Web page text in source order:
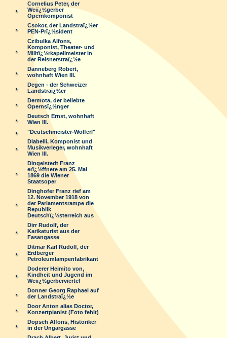
Cornelius Peter, der
Weiï¿½gerber
Opernkomponist
Csokor, der Landstraï¿½er
PEN-Prï¿½sident
Czibulka Alfons,
Komponist, Theater- und
Militï¿½rkapellmeister in
der Reisnerstraï¿½e
Danneberg Robert,
wohnhaft Wien III.
Degen - der Schweizer
Landstraï¿½er
Dermota, der beliebte
Opernsï¿½nger
Deutsch Ernst, wohnhaft
Wien III.
"Deutschmeister-Wolferl"
Diabelli, Komponist und
Musikverleger, wohnhaft
Wien III.
Dingelstedt Franz
erï¿½ffnete am 25. Mai
1869 die Wiener
Staatsoper
Dinghofer Franz rief am
12. November 1918 von
der Parlamentsrampe die
Republik
Deutschï¿½sterreich aus
Dirr Rudolf, der
Karikaturist aus der
Fasangasse
Ditmar Karl Rudolf, der
Erdberger
Petroleumlampenfabrikant
Doderer Heimito von,
Kindheit und Jugend im
Weiï¿½gerberviertel
Donner Georg Raphael auf
der Landstraï¿½e
Door Anton alias Doctor,
Konzertpianist (Foto fehlt)
Dopsch Alfons, Historiker
in der Ungargasse